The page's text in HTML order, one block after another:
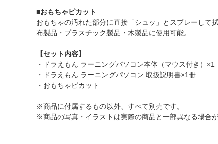
■おもちゃピカット
おもちゃの汚れた部分に直接「シュッ」とスプレーして
布製品・プラスチック製品・木製品に使用可能。
【セット内容】
・ドラえもん ラーニングパソコン本体（マウス付き）×1
・ドラえもん ラーニングパソコン 取扱説明書×1冊
・おもちゃピカット
※商品に付属するもの以外、すべて別売です。
※商品の写真・イラストは実際の商品と一部異なる場合